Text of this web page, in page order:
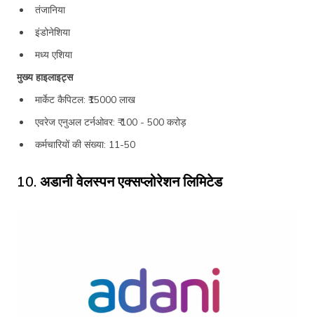
तंजानिया
इंडोनेशिया
मध्य एशिया
मुख्य हाइलाइट्स
मार्केट कैपिटल: ₹15000 लाख
एवरेज एनुअल टर्नओवर: ₹ 100 - 500 करोड़
कर्मचारियों की संख्या: 11-50
10. अडानी वेलस्पन एक्सप्लोरेशन लिमिटेड